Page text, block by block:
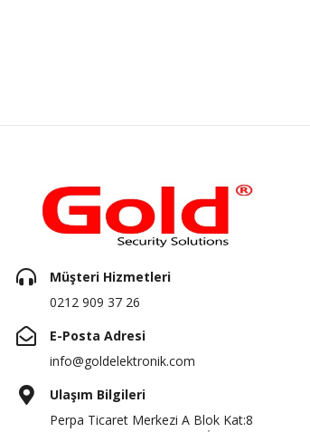
Müşteri Hizmetleri
0212 909 37 26
E-Posta Adresi
info@goldelektronik.com
Ulaşım Bilgileri
Perpa Ticaret Merkezi A Blok Kat:8